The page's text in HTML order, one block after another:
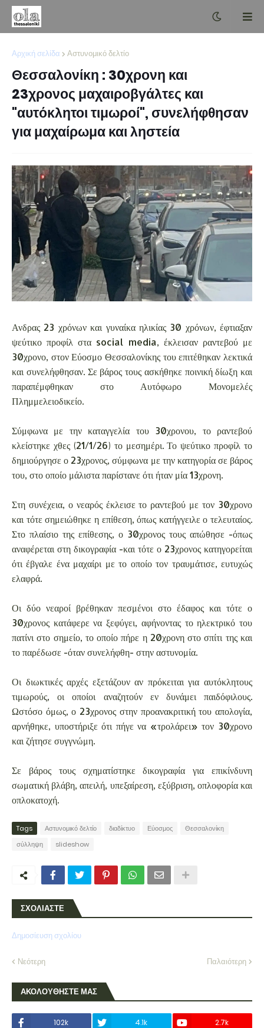
Αρχική σελίδα Αστυνομικό δελτίο
Θεσσαλονίκη : 30χρονη και
23χρονος μαχαιροβγάλτες και
"αυτόκλητοι τιμωροί", συνελήφθησαν
για μαχαίρωμα και ληστεία
Ανδρας 23 χρόνων και γυναίκα ηλικίας 30 χρόνων, έφτιαξαν
ψεύτικο προφίλ στα social media, έκλεισαν ραντεβού με
30χρονο, στον Εύοσμο Θεσσαλονίκης του επιτέθηκαν λεκτικά
και συνελήφθησαν. Σε βάρος τους ασκήθηκε ποινική δίωξη και
παραπέμφθηκαν στο Αυτόφωρο Μονομελές
Πλημμελειοδικείο.
Σύμφωνα με την καταγγελία του 30χρονου, το ραντεβού
κλείστηκε χθες (21/1/26) το μεσημέρι. Το ψεύτικο προφίλ το
δημιούργησε ο 23χρονος, σύμφωνα με την κατηγορία σε βάρος
του, στο οποίο μάλιστα παρίστανε ότι ήταν μία 13χρονη.
Στη συνέχεια, ο νεαρός έκλεισε το ραντεβού με τον 30χρονο
και τότε σημειώθηκε η επίθεση, όπως κατήγγειλε ο τελευταίος.
Στο πλαίσιο της επίθεσης, ο 30χρονος τους απώθησε -όπως
αναφέρεται στη δικογραφία -και τότε ο 23χρονος κατηγορείται
ότι έβγαλε ένα μαχαίρι με το οποίο τον τραυμάτισε, ευτυχώς
ελαφρά.
Οι δύο νεαροί βρέθηκαν πεσμένοι στο έδαφος και τότε ο
30χρονος κατάφερε να ξεφύγει, αφήνοντας το ηλεκτρικό του
πατίνι στο σημείο, το οποίο πήρε η 20χρονη στο σπίτι της και
το παρέδωσε -όταν συνελήφθη- στην αστυνομία.
Οι διωκτικές αρχές εξετάζουν αν πρόκειται για αυτόκλητους
τιμωρούς, οι οποίοι αναζητούν εν δυνάμει παιδόφιλους.
Ωστόσο όμως, ο 23χρονος στην προανακριτική του απολογία,
αρνήθηκε, υποστήριξε ότι πήγε να «τρολάρει» τον 30χρονο
και ζήτησε συγγνώμη.
Σε βάρος τους σχηματίστηκε δικογραφία για επικίνδυνη
σωματική βλάβη, απειλή, υπεξαίρεση, εξύβριση, οπλοφορία και
οπλοκατοχή.
Tags Αστυνομικό δελτίο διαδίκτυο Εύοσμος
Θεσσαλονίκη
σύλληψη
slideshow
ΣΧΟΛΙΑΣΤΕ
Δημοσίευση σχολίου
Νεότερη Παλαιότερη
ΑΚΟΛΟΥΘΗΣΤΕ ΜΑΣ
102k 4.1k
2.7k